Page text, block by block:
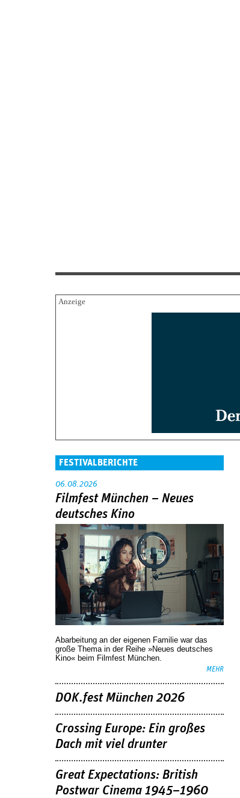
FESTIVALBERICHTE
06.08.2026
Filmfest München – Neues
deutsches Kino
Abarbeitung an der eigenen Familie war das
große Thema in der Reihe »Neues deutsches
Kino« beim Filmfest München.
MEHR
DOK.fest München 2026
Crossing Europe: Ein großes
Dach mit viel drunter
Great Expectations: British
Postwar Cinema 1945–1960